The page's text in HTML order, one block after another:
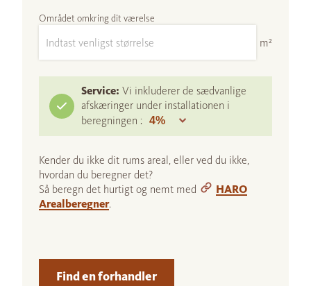
Området omkring dit værelse
m²
Service: Vi inkluderer de sædvanlige
afskæringer under installationen i
beregningen :
Kender du ikke dit rums areal, eller ved du ikke,
hvordan du beregner det?
Så beregn det hurtigt og nemt med
HARO
Arealberegner.
Find en forhandler